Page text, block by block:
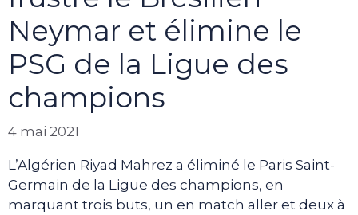
Neymar et élimine le
PSG de la Ligue des
champions
4 mai 2021
L’Algérien Riyad Mahrez a éliminé le Paris Saint-
Germain de la Ligue des champions, en
marquant trois buts, un en match aller et deux à